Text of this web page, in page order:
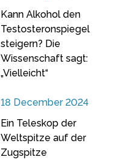
Kann Alkohol den
Testosteronspiegel
steigern? Die
Wissenschaft sagt:
„Vielleicht“
18 December 2024
Ein Teleskop der
Weltspitze auf der
Zugspitze